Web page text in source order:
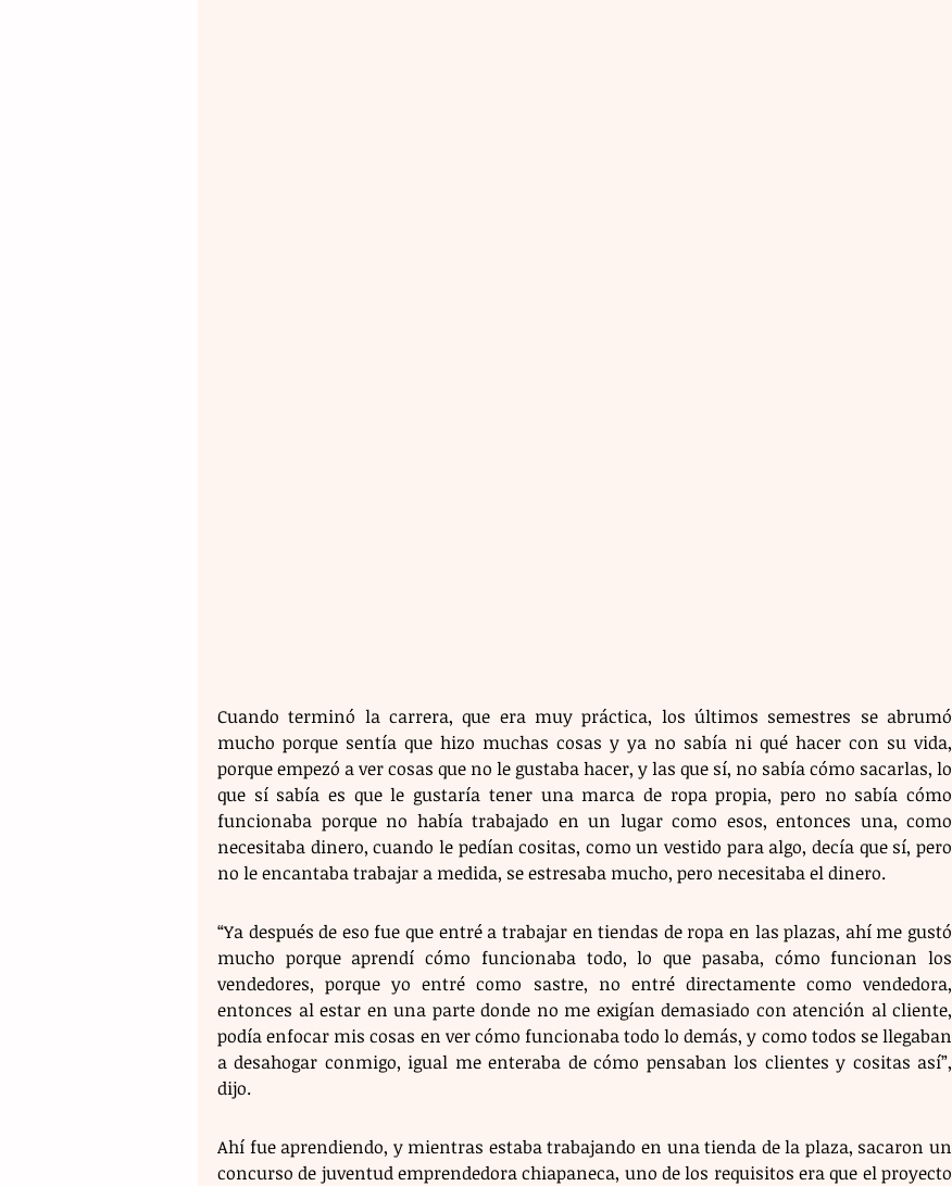
Cuando terminó la carrera, que era muy práctica, los últimos semestres se abrumó
mucho porque sentía que hizo muchas cosas y ya no sabía ni qué hacer con su vida,
porque empezó a ver cosas que no le gustaba hacer, y las que sí, no sabía cómo sacarlas, lo
que sí sabía es que le gustaría tener una marca de ropa propia, pero no sabía cómo
funcionaba porque no había trabajado en un lugar como esos, entonces una, como
necesitaba dinero, cuando le pedían cositas, como un vestido para algo, decía que sí, pero
no le encantaba trabajar a medida, se estresaba mucho, pero necesitaba el dinero.
“Ya después de eso fue que entré a trabajar en tiendas de ropa en las plazas, ahí me gustó
mucho porque aprendí cómo funcionaba todo, lo que pasaba, cómo funcionan los
vendedores, porque yo entré como sastre, no entré directamente como vendedora,
entonces al estar en una parte donde no me exigían demasiado con atención al cliente,
podía enfocar mis cosas en ver cómo funcionaba todo lo demás, y como todos se llegaban
a desahogar conmigo, igual me enteraba de cómo pensaban los clientes y cositas así”,
dijo.
Ahí fue aprendiendo, y mientras estaba trabajando en una tienda de la plaza, sacaron un
concurso de juventud emprendedora chiapaneca, uno de los requisitos era que el proyecto